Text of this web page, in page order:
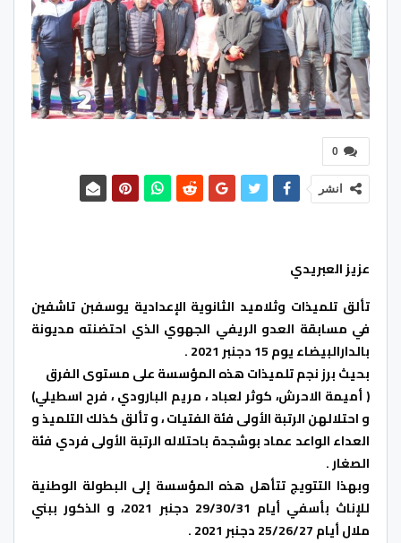
0
انشر
عزيز العبريدي
تألق تلميذات وثلاميد الثانوية الإعدادية يوسفبن تاشفين
في مسابقة العدو الريفي الجهوي الذي احتضنته مديونة
بالدارالبيضاء يوم 15 دجنبر 2021 .
بحيث برز نجم تلميذات هذه المؤسسة على مستوى الفرق
( أميمة الاحرش، كوثر لعباد ، مريم البارودي ، فرح اسطيلي)
و احتلالهن الرتبة الأولى فئة الفتيات ، و تألق كذلك التلميذ و
العداء الواعد عماد بوشجدة باحتلاله الرتبة الأولى فردي فئة
الصغار .
وبهذا التتويج تتأهل هذه المؤسسة إلى البطولة الوطنية
للإناث بأسفي أيام 29/30/31 دجنبر 2021، و الذكور ببني
ملال أيام 25/26/27 دجنبر 2021 .